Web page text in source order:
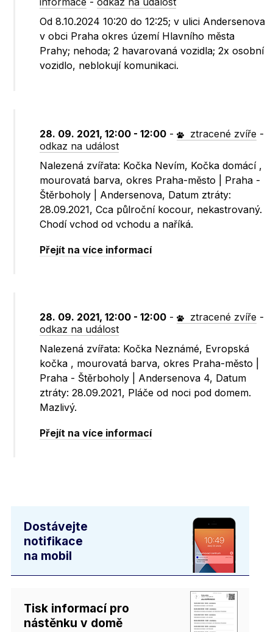
Od 8.10.2024 10:20 do 12:25; v ulici Andersenova
v obci Praha okres území Hlavního města
Prahy; nehoda; 2 havarovaná vozidla; 2x osobní
vozidlo, neblokují komunikaci.
28. 09. 2021, 12:00 - 12:00 - ztracené zvíře -
odkaz na událost
Nalezená zvířata: Kočka Nevím, Kočka domácí ,
mourovatá barva, okres Praha-město | Praha -
Štěrboholy | Andersenova, Datum ztráty:
28.09.2021, Cca půlroční kocour, nekastrovaný.
Chodí vchod od vchodu a naříká.
Přejít na více informací
28. 09. 2021, 12:00 - 12:00 - ztracené zvíře -
odkaz na událost
Nalezená zvířata: Kočka Neznámé, Evropská
kočka , mourovatá barva, okres Praha-město |
Praha - Štěrboholy | Andersenova 4, Datum
ztráty: 28.09.2021, Pláče od noci pod domem.
Mazlivý.
Přejít na více informací
Dostávejte
notifikace
na mobil
Tisk informací pro
nástěnku v domě